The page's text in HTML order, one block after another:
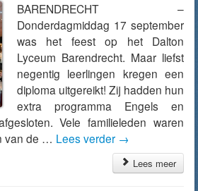
BARENDRECHT –
Donderdagmiddag 17 september
was het feest op het Dalton
Lyceum Barendrecht. Maar liefst
negentig leerlingen kregen een
diploma uitgereikt! Zij hadden hun
extra programma Engels en
Vele familieleden waren
van de … Lees verder →
Lees meer